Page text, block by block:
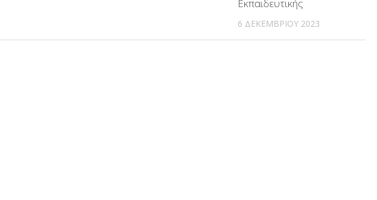
Εκπαιδευτικής
6 ΔΕΚΕΜΒΡΊΟΥ 2023